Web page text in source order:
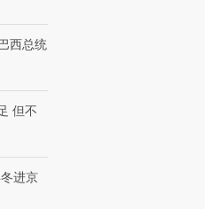
西总统
但不
进京